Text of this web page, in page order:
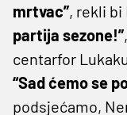
mrtvac”, rekli bi
partija sezone!”
centarfor
“Sad ćemo se
podsjećamo,